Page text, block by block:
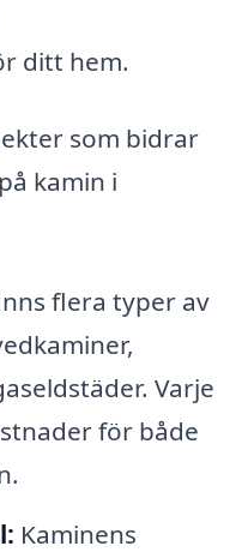
ditt hem.
som bidrar
kamin i
flera typer av
Varje
för både
Kaminens